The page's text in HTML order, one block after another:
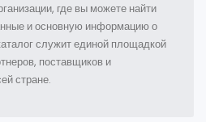
где вы можете найти
и основную информацию о
служит единой площадкой
поставщиков и
стране.